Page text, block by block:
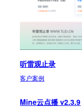
听雷观止录
客户案例
Mine云点播 v2.3.9